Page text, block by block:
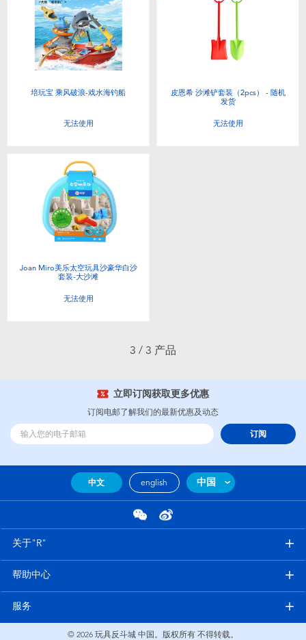
电子玩具
游戏及拼图系列
派对用品
模仿，化妆及造型系列
毛绒公仔玩具
夏日
新登场
玩具清货
培玩宝 乘风破浪-戏水海钓船
无法使用
皮恩希 沙滩铲套装（2pcs） - 随机
发货
无法使用
Joan Miro美乐太空玩具沙豪华白沙
套装-大沙滩
无法使用
3 / 3 产品
立即订阅获取更多优惠
订阅电邮了解我们的最新优惠及动态
订阅
中文 english 中国
关于"R"
帮助中心
服务
© 2026 玩具反斗城 中国。版权所有 不得转载。